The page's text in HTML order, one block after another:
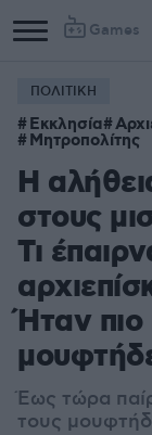
Games
Column
1
2
ΠΟΛΙΤΙΚΗ
Εκκλησία
Μητροπολίτης
Η
στους
Τι
Ήταν
Έως τώρα
τους